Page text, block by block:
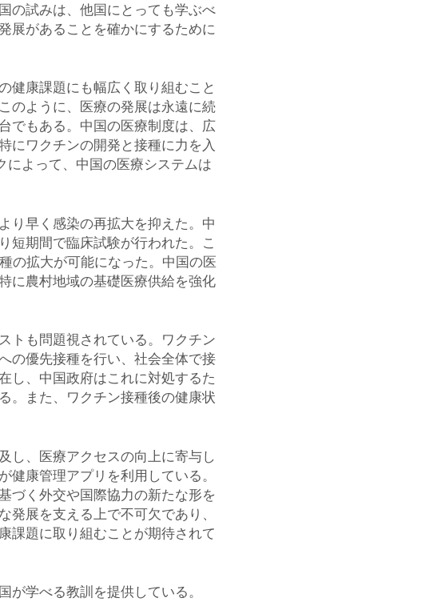
の試みは、他国にとっても学ぶべ
展があることを確かにするために
健康課題にも幅広く取り組むこと
のように、医療の発展は永遠に続
でもある。中国の医療制度は、広
にワクチンの開発と接種に力を入
よって、中国の医療システムは
り早く感染の再拡大を抑えた。中
短期間で臨床試験が行われた。こ
の拡大が可能になった。中国の医
に農村地域の基礎医療供給を強化
トも問題視されている。ワクチン
の優先接種を行い、社会全体で接
し、中国政府はこれに対処するた
。また、ワクチン接種後の健康状
し、医療アクセスの向上に寄与し
康管理アプリを利用している。
づく外交や国際協力の新たな形を
展を支える上で不可欠であり、
課題に取り組むことが期待されて
学べる教訓を提供している。